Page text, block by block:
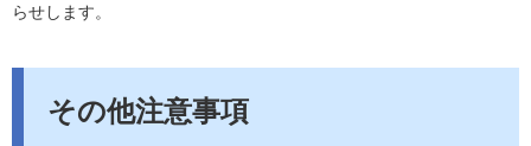
らせします。
その他注意事項